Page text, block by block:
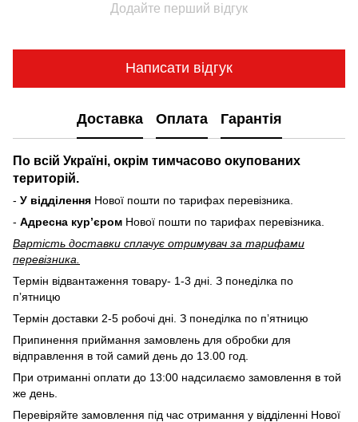
Додайте перший відгук
Написати відгук
Доставка Оплата Гарантія
По всій Україні, окрім тимчасово окупованих
територій.
- У відділення Нової пошти по тарифах перевізника.
- Адресна курʼєром Нової пошти по тарифах перевізника.
Вартість доставки cплачує отримувач за тарифами
перевізника.
Термін відвантаження товару- 1-3 дні. З понеділка по
пʼятницю
Термін доставки 2-5 робочі дні. З понеділка по пʼятницю
Припинення приймання замовлень для обробки для
відправлення в той самий день до 13.00 год.
При отриманні оплати до 13:00 надсилаємо замовлення в той
же день.
Перевіряйте замовлення під час отримання у відділенні Нової